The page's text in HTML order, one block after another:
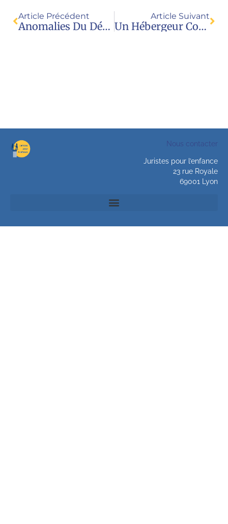
Article Précédent
Anomalies Du Développement Génital (ADG) / Note JPE
Article Suivant
Un Hébergeur Condamné À Rendre Inaccessible Un Site De GPA
Nous contacter
Juristes pour l’enfance
23 rue Royale
69001 Lyon